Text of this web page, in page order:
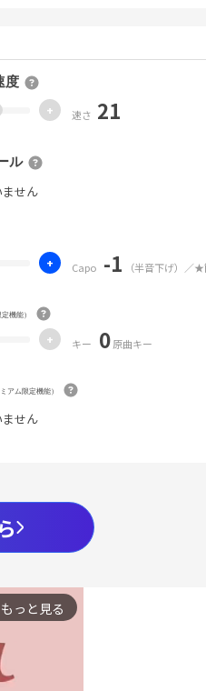
度
+ 速さ 21
ル
せん
+ Capo -1 （半音下げ）／
機能）
+ キー 0原曲キー
ミアム限定機能）
せん
もっと見る